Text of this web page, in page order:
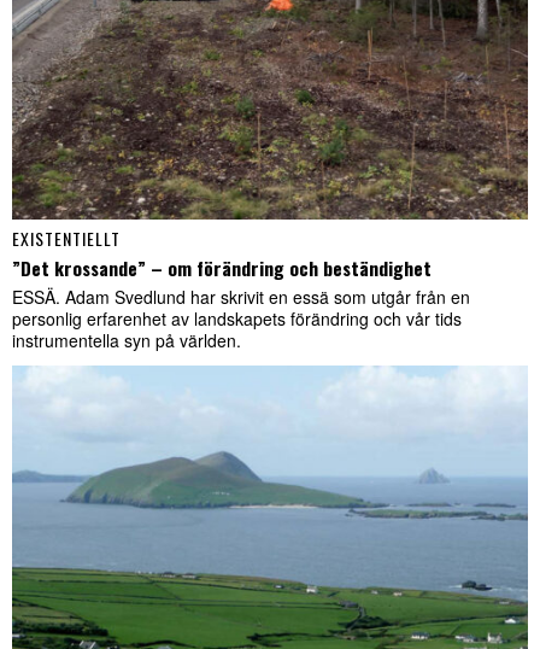
EXISTENTIELLT
”Det krossande” – om förändring och beständighet
ESSÄ. Adam Svedlund har skrivit en essä som utgår från en
personlig erfarenhet av landskapets förändring och vår tids
instrumentella syn på världen.